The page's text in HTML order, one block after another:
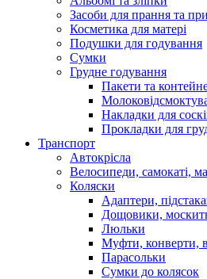
Засоби для прання та
Косметика для матері
Подушки для годування
Сумки
Грудне годування
Пакети та
Накладки для
Прокладки для
Транспорт
Автокрісла
Велосипеди, самокаті,
Коляски
Адаптери,
Дощовики,
Люльки
Муфти, конверти,
Парасольки
Сумки до колясок